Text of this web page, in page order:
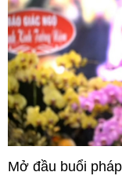
Mở đầu buổi